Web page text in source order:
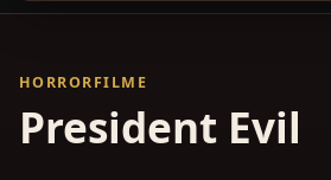
HORRORFILME
President Evil